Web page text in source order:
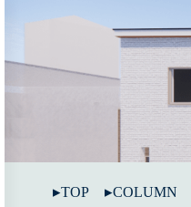
TOP COLUMN